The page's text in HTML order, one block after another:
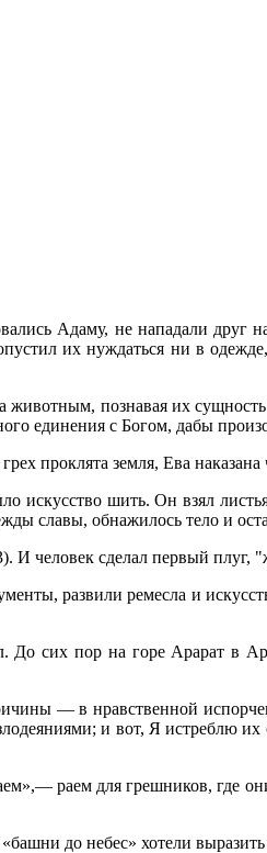
Адаму, не нападали
их нуждаться ни в
познавая их
единения с Богом, дабы
проклята земля, Ева
искусство шить. Он взял
славы, обнажилось тело и
человек сделал первый плуг,
развили ремесла и
До сих пор на горе Арарат в
— в нравственной
и вот, Я истреблю
раем для грешников, где
до небес» хотели